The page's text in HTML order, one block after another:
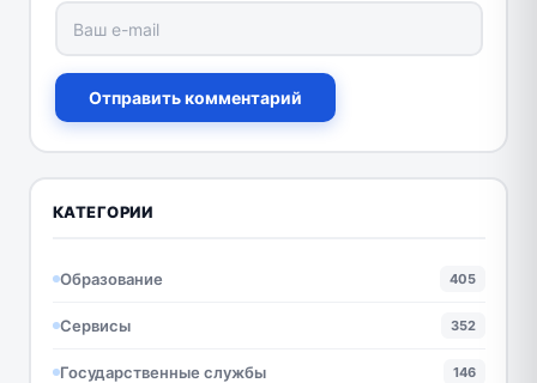
Отправить комментарий
КАТЕГОРИИ
Образование 405
Сервисы 352
Государственные службы 146